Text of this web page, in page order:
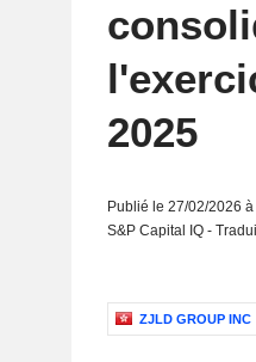
2025
Publié le 27/02/2026
S&P Capital IQ -
ZJLD GROUP INC